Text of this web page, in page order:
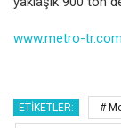
www.metro-tr.com
ETIKETLER: #